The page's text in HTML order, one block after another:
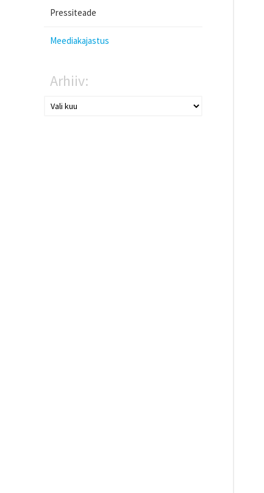
Pressiteade
Meediakajastus
Arhiiv: